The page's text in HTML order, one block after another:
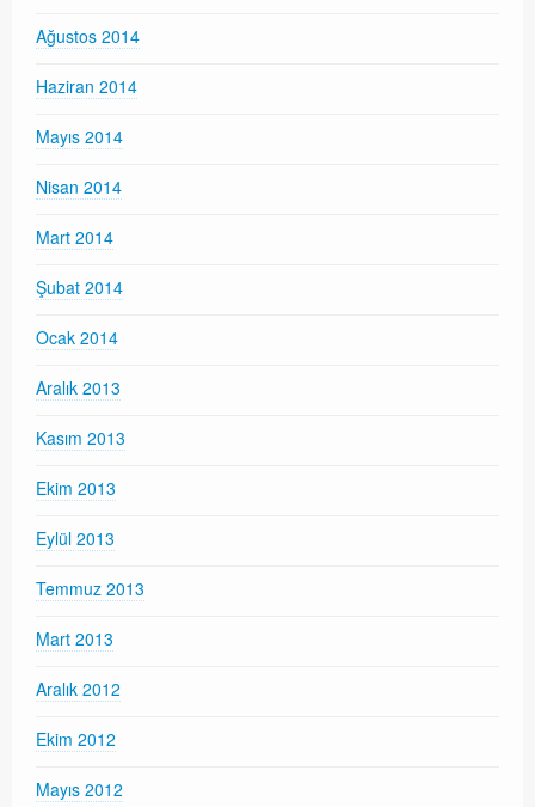
Ağustos 2014
Haziran 2014
Mayıs 2014
Nisan 2014
Mart 2014
Şubat 2014
Ocak 2014
Aralık 2013
Kasım 2013
Ekim 2013
Eylül 2013
Temmuz 2013
Mart 2013
Aralık 2012
Ekim 2012
Mayıs 2012